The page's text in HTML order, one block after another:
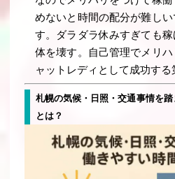
めないと時間の配分が難し
す。ダラダラ休みすぎても
体を壊す。自己管理でメリ
ャットレディとして成功する
札幌の気候・日照・交通事情を
とは？